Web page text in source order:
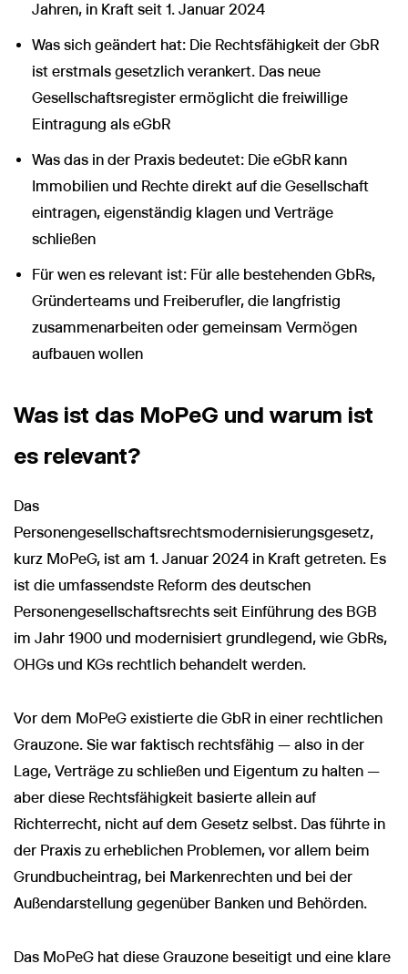
Jahren, in Kraft seit 1. Januar 2024
Was sich geändert hat: Die Rechtsfähigkeit der GbR
ist erstmals gesetzlich verankert. Das neue
Gesellschaftsregister ermöglicht die freiwillige
Eintragung als eGbR
Was das in der Praxis bedeutet: Die eGbR kann
Immobilien und Rechte direkt auf die Gesellschaft
eintragen, eigenständig klagen und Verträge
schließen
Für wen es relevant ist: Für alle bestehenden GbRs,
Gründerteams und Freiberufler, die langfristig
zusammenarbeiten oder gemeinsam Vermögen
aufbauen wollen
Was ist das MoPeG und warum ist
es relevant?
Das
Personengesellschaftsrechtsmodernisierungsgesetz,
kurz MoPeG, ist am 1. Januar 2024 in Kraft getreten. Es
ist die umfassendste Reform des deutschen
Personengesellschaftsrechts seit Einführung des BGB
im Jahr 1900 und modernisiert grundlegend, wie GbRs,
OHGs und KGs rechtlich behandelt werden.
Vor dem MoPeG existierte die GbR in einer rechtlichen
Grauzone. Sie war faktisch rechtsfähig — also in der
Lage, Verträge zu schließen und Eigentum zu halten —
aber diese Rechtsfähigkeit basierte allein auf
Richterrecht, nicht auf dem Gesetz selbst. Das führte in
der Praxis zu erheblichen Problemen, vor allem beim
Grundbucheintrag, bei Markenrechten und bei der
Außendarstellung gegenüber Banken und Behörden.
Das MoPeG hat diese Grauzone beseitigt und eine klare